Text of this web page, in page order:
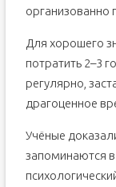
организованно
Для хорошего
потратить 2–3
регулярно,
драгоценное
Учёные
запоминаются